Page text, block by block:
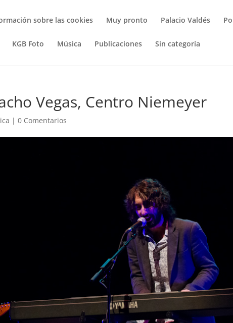
sobre las cookies Muy pronto Palacio Valdés
KGB Foto Música Publicaciones Sin categoría
Vegas, Centro Niemeyer
|0 Comentarios